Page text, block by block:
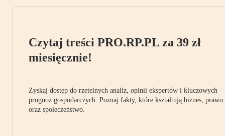
Czytaj treści PRO.RP.PL za 39 zł
miesięcznie!
Zyskaj dostęp do rzetelnych analiz, opinii ekspertów i kluczowych
prognoz gospodarczych. Poznaj fakty, które kształtują biznes, prawo
oraz społeczeństwo.